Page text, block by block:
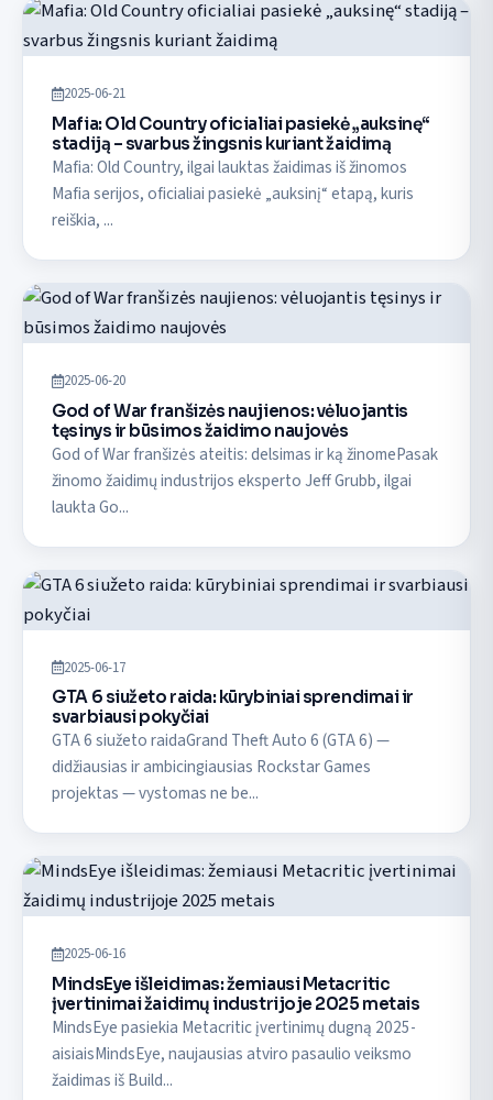
2025-06-21
Mafia: Old Country oficialiai pasiekė „auksinę“
stadiją – svarbus žingsnis kuriant žaidimą
Mafia: Old Country, ilgai lauktas žaidimas iš žinomos
Mafia serijos, oficialiai pasiekė „auksinį“ etapą, kuris
reiškia, ...
2025-06-20
God of War franšizės naujienos: vėluojantis
tęsinys ir būsimos žaidimo naujovės
God of War franšizės ateitis: delsimas ir ką žinomePasak
žinomo žaidimų industrijos eksperto Jeff Grubb, ilgai
laukta Go...
2025-06-17
GTA 6 siužeto raida: kūrybiniai sprendimai ir
svarbiausi pokyčiai
GTA 6 siužeto raidaGrand Theft Auto 6 (GTA 6) —
didžiausias ir ambicingiausias Rockstar Games
projektas — vystomas ne be...
2025-06-16
MindsEye išleidimas: žemiausi Metacritic
įvertinimai žaidimų industrijoje 2025 metais
MindsEye pasiekia Metacritic įvertinimų dugną 2025-
aisiaisMindsEye, naujausias atviro pasaulio veiksmo
žaidimas iš Build...